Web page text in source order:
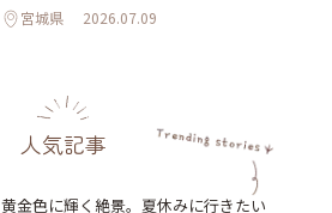
宮城県 2026.07.09
人気記事
黄金色に輝く絶景。夏休みに行きたい